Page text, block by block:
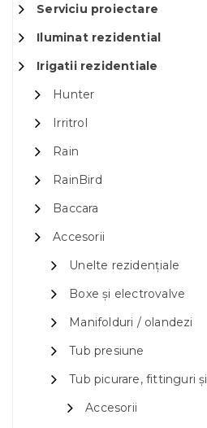
Serviciu proiectare
Iluminat rezidential
Irigatii rezidentiale
Hunter
Irritrol
Rain
RainBird
Baccara
Accesorii
Unelte rezidențiale
Boxe și electrovalve
Manifolduri / olandezi
Tub presiune
Tub picurare, fittinguri
Accesorii